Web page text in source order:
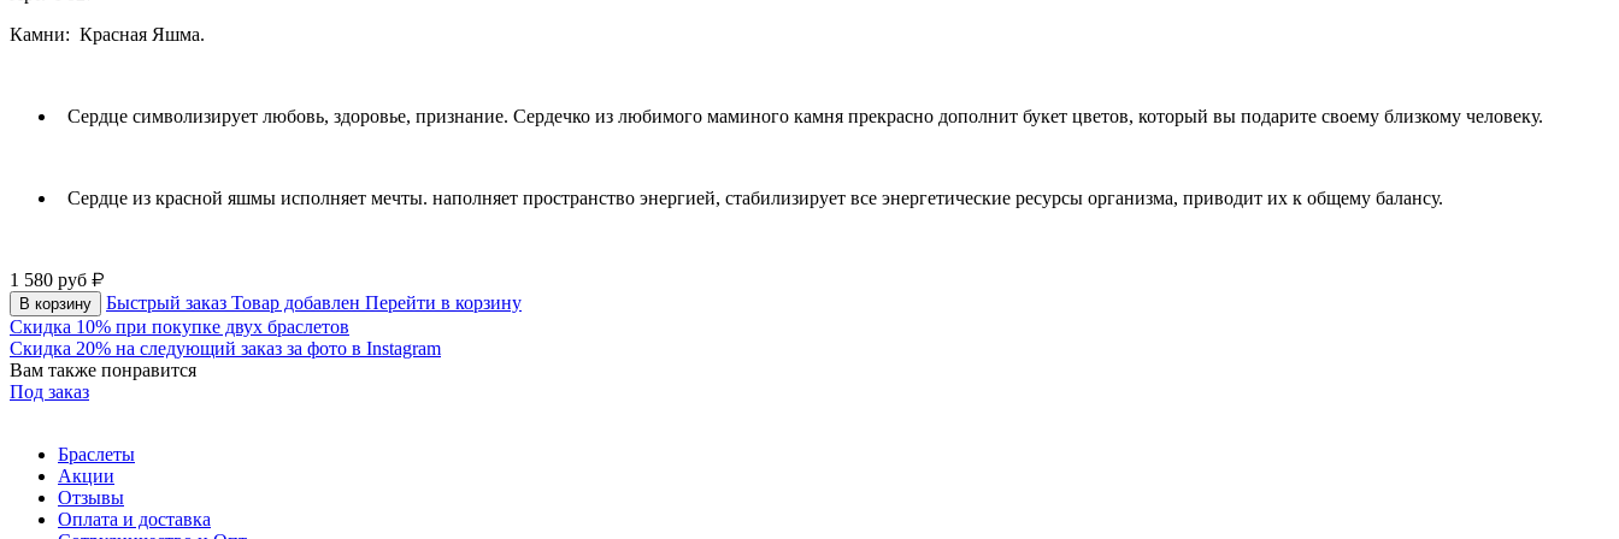
Камни: Красная Яшма.
Сердце символизирует любовь, здоровье, признание. Сердечко из любимого маминого камня прекрасно дополнит букет цветов, который вы подарите своему близкому человеку.
Сердце из красной яшмы исполняет мечты. наполняет пространство энергией, стабилизирует все энергетические ресурсы организма, приводит их к общему балансу.
1 580 руб
В корзину Быстрый заказ Товар добавлен Перейти в корзину
Скидка 10% при покупке двух браслетов
Скидка 20% на следующий заказ за фото в Instagram
Вам также понравится
Под заказ
Браслеты
Акции
Отзывы
Оплата и доставка